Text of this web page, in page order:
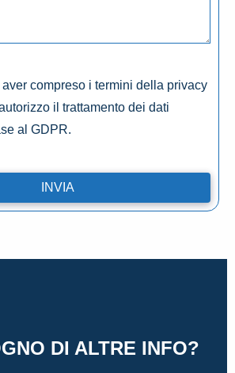
compreso i termini della privacy
il trattamento dei dati
al GDPR.
DI ALTRE INFO?